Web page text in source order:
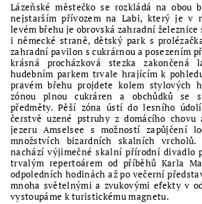
Lázeňské městečko se rozkládá na obou
nejstarším přívozem na Labi, který je v
levém břehu je obrovská zahradní železnice
i německé straně, dětský park s
zahradní pavilon s cukrárnou a posezením
krásná procházková stezka zakončená
hudebním parkem trvale hrajícím k
pravém břehu projdete kolem stylových
zónou plnou cukráren a obchůdků se
předměty. Pěší zóna ústí do lesního
čerstvě uzené pstruhy z domácího
jezeru Amselsee s možností zapůjčení
množstvích bizardních skalních
nachází výjimečné skalní přírodní divadlo
trvalým repertoárem od příběhů Karla
odpoledních hodinách až po večerní
mnoha světelnými a zvukovými efekty v
vystoupáme k turistickému magnetu.